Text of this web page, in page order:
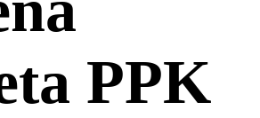
PPK